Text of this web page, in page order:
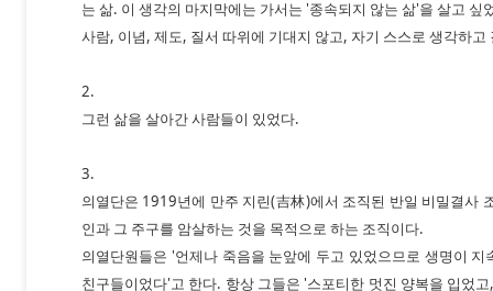
는 삶. 이 생각의 마지막에는 가서는 '종속되지 않는 삶'을 살고 싶
사람, 이념, 제도, 질서 따위에 기대지 않고, 자기 스스로 생각하고
2.
그런 삶을 살아간 사람들이 있었다.
3.
의열단은 1919년에 만주 지린(吉林)에서 조직된 반일 비밀결사
인과 그 주구를 암살하는 것을 목적으로 하는 조직이다.
의열단원들은 '언제나 죽음을 눈앞에 두고 있었으므로 생명이
친구들이었다'고 한다. 항상 그들은 '스포티한 멋진 양복을 입었